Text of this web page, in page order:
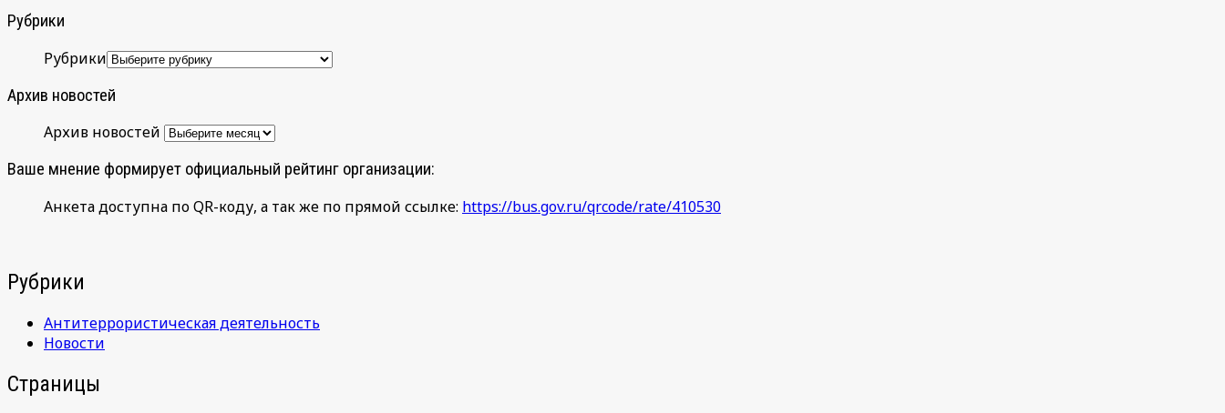
Рубрики
Рубрики
Архив новостей
Архив новостей
Ваше мнение формирует официальный рейтинг организации:
Анкета доступна по QR-коду, а так же по прямой ссылке: https://bus.gov.ru/qrcode/rate/410530
Рубрики
Антитеррористическая деятельность
Новости
Страницы